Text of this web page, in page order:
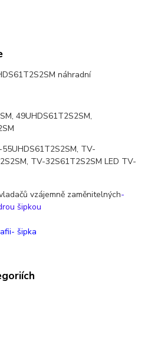
náhradní
49UHDS61T2S2SM,
TV-
TV-32S61T2S2SM LED TV-
vzájemně zaměnitelných-
šipkou
šipka